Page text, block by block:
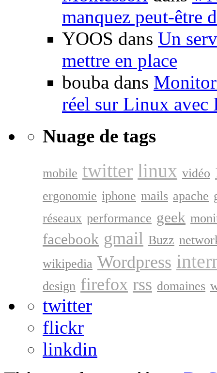
manquez peut-être
YOOS dans Un
mettre en place
bouba dans
réel sur Linux avec
Nuage de tags
mobile twitter linux vidéo
ergonomie iphone mails apache
réseaux performance geek
facebook gmail Buzz
wikipedia Wordpress
design firefox rss domaines
twitter
flickr
linkdin